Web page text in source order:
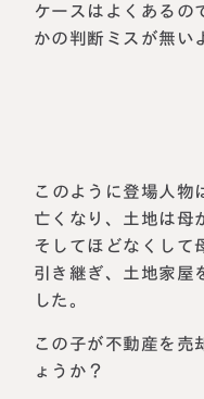
ケースはよくあるの
かの判断ミスが無い
このように登場人物
亡くなり、土地は母
そしてほどなくして
引き継ぎ、土地家屋
した。
この子が不動産を売
ょうか？